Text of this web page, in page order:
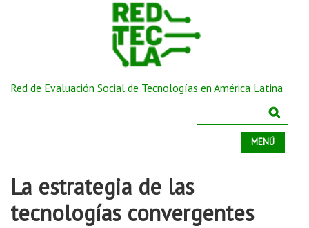
Red de Evaluación Social de Tecnologías en América Latina
MENÚ
La estrategia de las
tecnologías convergentes